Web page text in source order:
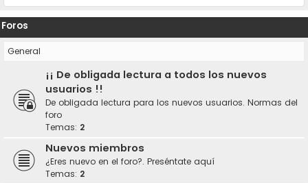
Foros
General
¡¡ De obligada lectura a todos los nuevos
usuarios !!
De obligada lectura para los nuevos usuarios. Normas del
foro
Temas: 2
Nuevos miembros
¿Eres nuevo en el foro?. Preséntate aquí
Temas: 2